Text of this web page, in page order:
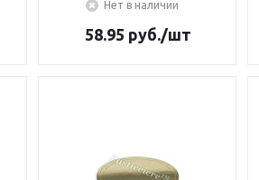
Нет в наличии
58.95 руб./шт